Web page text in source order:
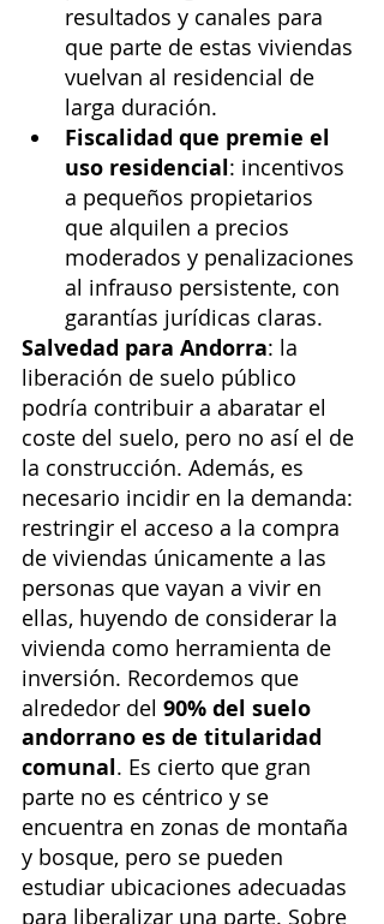
resultados y canales para
que parte de estas viviendas
vuelvan al residencial de
larga duración.
Fiscalidad que premie el
uso residencial: incentivos
a pequeños propietarios
que alquilen a precios
moderados y penalizaciones
al infrauso persistente, con
garantías jurídicas claras.
Salvedad para Andorra: la
liberación de suelo público
podría contribuir a abaratar el
coste del suelo, pero no así el de
la construcción. Además, es
necesario incidir en la demanda:
restringir el acceso a la compra
de viviendas únicamente a las
personas que vayan a vivir en
ellas, huyendo de considerar la
vivienda como herramienta de
inversión. Recordemos que
alrededor del 90% del suelo
andorrano es de titularidad
comunal. Es cierto que gran
parte no es céntrico y se
encuentra en zonas de montaña
y bosque, pero se pueden
estudiar ubicaciones adecuadas
para liberalizar una parte. Sobre